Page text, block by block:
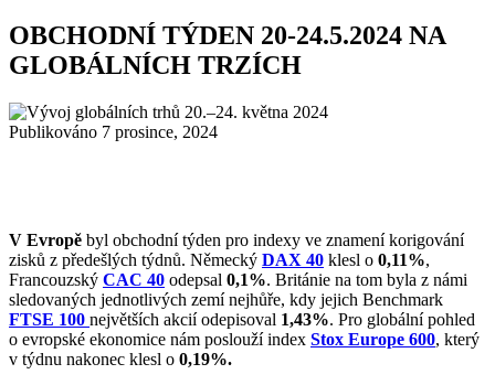
OBCHODNÍ TÝDEN 20-24.5.2024 NA
GLOBÁLNÍCH TRZÍCH
Publikováno 7 prosince, 2024
V Evropě byl obchodní týden pro indexy ve znamení korigování
zisků z předešlých týdnů. Německý DAX 40 klesl o 0,11%,
Francouzský CAC 40 odepsal 0,1%. Británie na tom byla z námi
sledovaných jednotlivých zemí nejhůře, kdy jejich Benchmark
FTSE 100 největších akcií odepisoval 1,43%. Pro globální pohled
o evropské ekonomice nám poslouží index Stox Europe 600, který
v týdnu nakonec klesl o 0,19%.